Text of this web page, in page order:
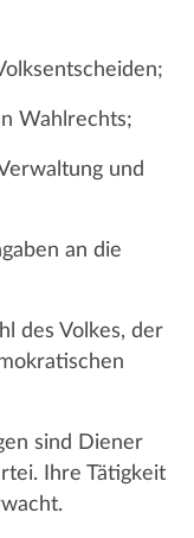
Wahlrechts;
und
an die
des Volkes, der
sind Diener
Ihre Tätigkeit